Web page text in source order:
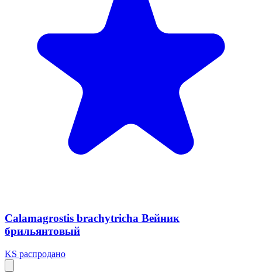
Calamagrostis brachytricha Вейник
брильянтовый
KS распродано